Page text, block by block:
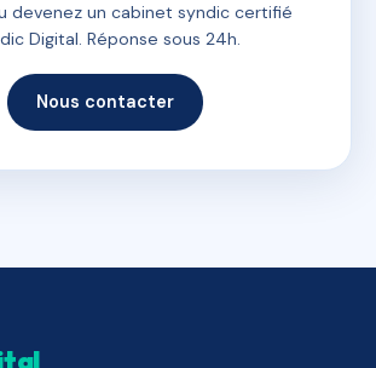
devenez un cabinet syndic certifié
Digital. Réponse sous 24h.
Nous contacter